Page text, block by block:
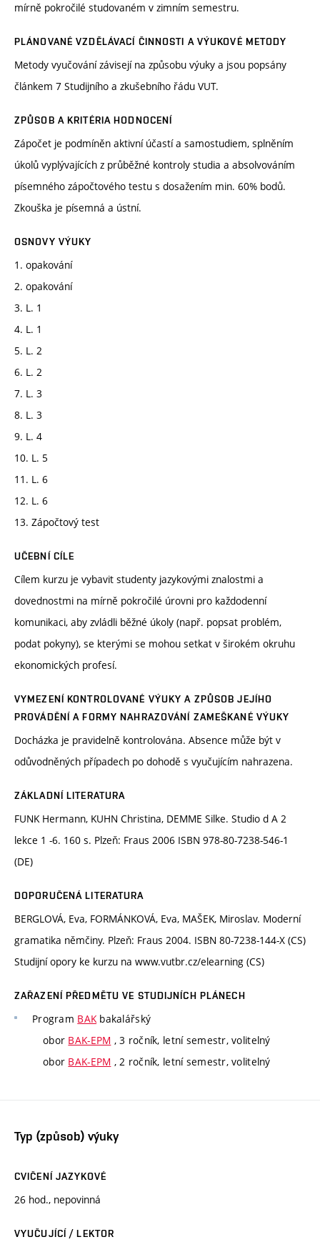
mírně pokročilé studovaném v zimním semestru.
PLÁNOVANÉ VZDĚLÁVACÍ ČINNOSTI A VÝUKOVÉ METODY
Metody vyučování závisejí na způsobu výuky a jsou popsány
článkem 7 Studijního a zkušebního řádu VUT.
ZPŮSOB A KRITÉRIA HODNOCENÍ
Zápočet je podmíněn aktivní účastí a samostudiem, splněním
úkolů vyplývajících z průběžné kontroly studia a absolvováním
písemného zápočtového testu s dosažením min. 60% bodů.
Zkouška je písemná a ústní.
OSNOVY VÝUKY
1. opakování
2. opakování
3. L. 1
4. L. 1
5. L. 2
6. L. 2
7. L. 3
8. L. 3
9. L. 4
10. L. 5
11. L. 6
12. L. 6
13. Zápočtový test
UČEBNÍ CÍLE
Cílem kurzu je vybavit studenty jazykovými znalostmi a
dovednostmi na mírně pokročilé úrovni pro každodenní
komunikaci, aby zvládli běžné úkoly (např. popsat problém,
podat pokyny), se kterými se mohou setkat v širokém okruhu
ekonomických profesí.
VYMEZENÍ KONTROLOVANÉ VÝUKY A ZPŮSOB JEJÍHO
PROVÁDĚNÍ A FORMY NAHRAZOVÁNÍ ZAMEŠKANÉ VÝUKY
Docházka je pravidelně kontrolována. Absence může být v
odůvodněných případech po dohodě s vyučujícím nahrazena.
ZÁKLADNÍ LITERATURA
FUNK Hermann, KUHN Christina, DEMME Silke. Studio d A 2
lekce 1 -6. 160 s. Plzeň: Fraus 2006 ISBN 978-80-7238-546-1
(DE)
DOPORUČENÁ LITERATURA
BERGLOVÁ, Eva, FORMÁNKOVÁ, Eva, MAŠEK, Miroslav. Moderní
gramatika němčiny. Plzeň: Fraus 2004. ISBN 80-7238-144-X (CS)
Studijní opory ke kurzu na www.vutbr.cz/elearning (CS)
ZAŘAZENÍ PŘEDMĚTU VE STUDIJNÍCH PLÁNECH
Program BAKbakalářský
obor BAK-EPM , 3 ročník, letní semestr, volitelný
obor BAK-EPM , 2 ročník, letní semestr, volitelný
Typ (způsob) výuky
CVIČENÍ JAZYKOVÉ
26 hod., nepovinná
VYUČUJÍCÍ / LEKTOR